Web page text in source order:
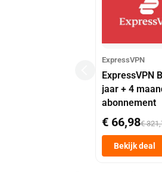
ExpressVPN
ExpressVPN
jaar + 4
abonnement
€ 66,98€
Bekijk deal